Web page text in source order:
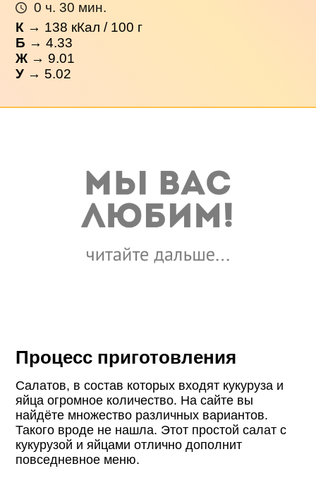
0 ч. 30 мин.
К → 138 кКал / 100 г
Б → 4.33
Ж → 9.01
У → 5.02
Процесс приготовления
Салатов, в состав которых входят кукуруза и
яйца огромное количество. На сайте вы
найдёте множество различных вариантов.
Такого вроде не нашла. Этот простой салат с
кукурузой и яйцами отлично дополнит
повседневное меню.